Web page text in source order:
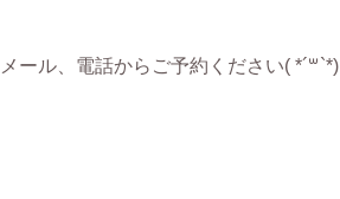
ル、電話からご予約ください( *´꒳`*)